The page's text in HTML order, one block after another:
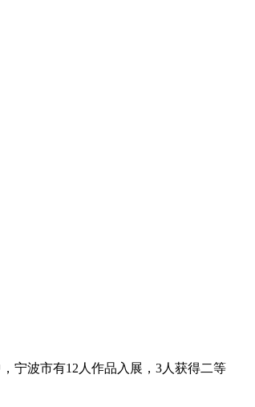
宁波市有12人作品入展，3人获得二等